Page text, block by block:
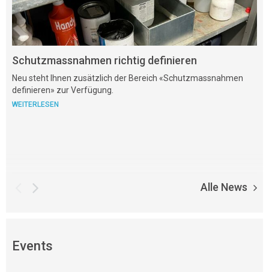
Schutzmassnahmen richtig definieren
Neu steht Ihnen zusätzlich der Bereich «Schutzmassnahmen
definieren» zur Verfügung.
WEITERLESEN
Alle News
Events